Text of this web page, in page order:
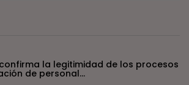
la legitimidad de los procesos
de personal...